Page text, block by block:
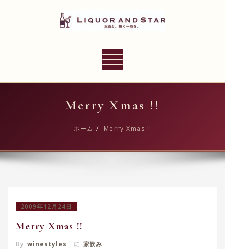
プ
LIQUOR AND STAR
ナ
ー
ョ
切
Merry Xmas !!
ホーム Merry Xmas !!
2009年12月24日
Merry Xmas !!
By winestyles に 家飲み